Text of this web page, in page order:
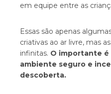
em equipe entre as
Essas são apenas
criativas ao ar livre, mas
infinitas. O importante
ambiente seguro e
descoberta.